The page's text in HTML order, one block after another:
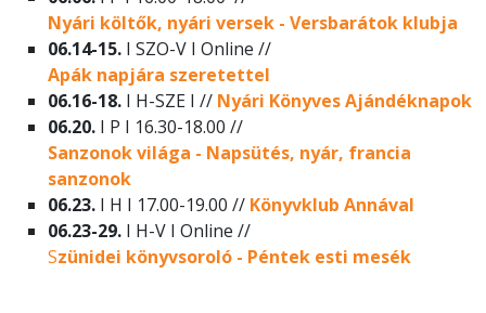
Nyári költők, nyári versek - Versbarátok klubja
06.14-15. I SZO-V I Online //
Apák napjára szeretettel
06.16-18. I H-SZE I // Nyári Könyves Ajándéknapok
06.20. I P I 16.30-18.00 //
Sanzonok világa - Napsütés, nyár, francia
sanzonok
06.23. I H I 17.00-19.00 // Könyvklub Annával
06.23-29. I H-V I Online //
Szünidei könyvsoroló - Péntek esti mesék